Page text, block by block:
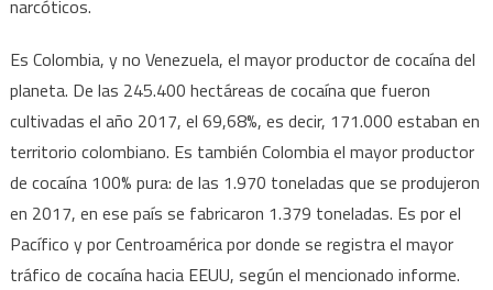
narcóticos.
Es Colombia, y no Venezuela, el mayor productor de cocaína del
planeta. De las 245.400 hectáreas de cocaína que fueron
cultivadas el año 2017, el 69,68%, es decir, 171.000 estaban en
territorio colombiano. Es también Colombia el mayor productor
de cocaína 100% pura: de las 1.970 toneladas que se produjeron
en 2017, en ese país se fabricaron 1.379 toneladas. Es por el
Pacífico y por Centroamérica por donde se registra el mayor
tráfico de cocaína hacia EEUU, según el mencionado informe.